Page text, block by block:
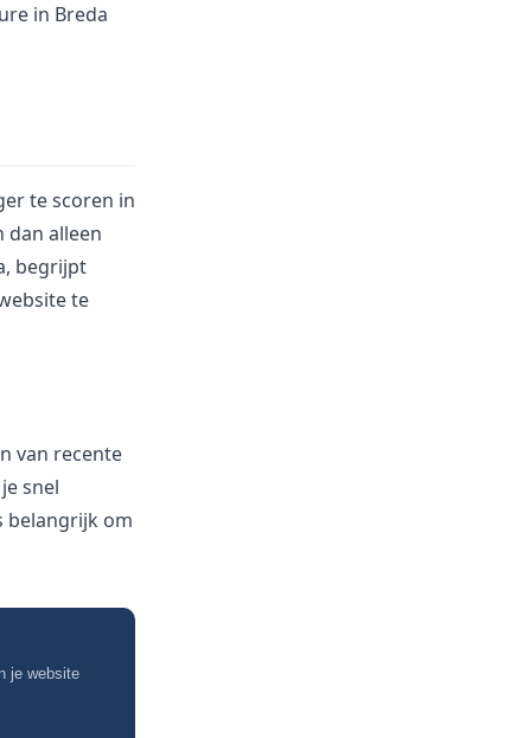
in Breda
te scoren in
dan alleen
begrijpt
te
van recente
snel
belangrijk om
je website